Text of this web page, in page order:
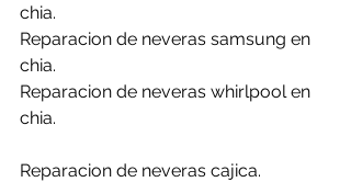
chia.
Reparacion de neveras samsung en
chia.
Reparacion de neveras whirlpool en
chia.
Reparacion de neveras cajica.